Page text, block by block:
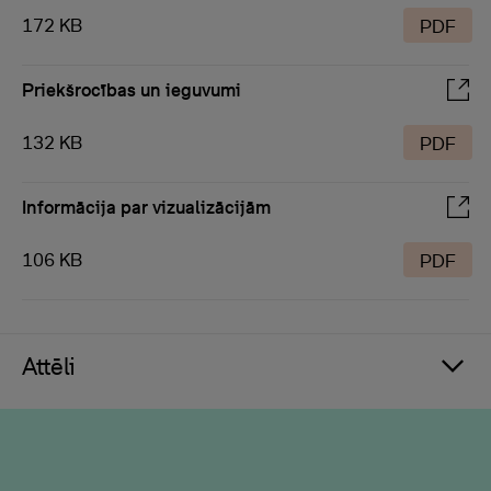
172 KB PDF
Priekšrocības un ieguvumi
132 KB PDF
Informācija par vizualizācijām
106 KB PDF
Attēli